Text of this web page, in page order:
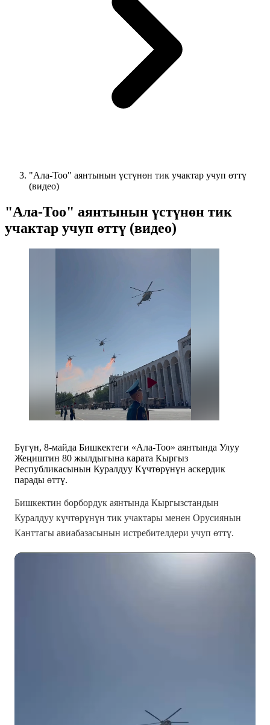
"Ала-Тоо" аянтынын үстүнөн тик учактар учуп өттү
(видео)
"Ала-Тоо" аянтынын үстүнөн тик
учактар учуп өттү (видео)
Бүгүн, 8-майда Бишкектеги «Ала-Тоо» аянтында Улуу
Жеңиштин 80 жылдыгына карата Кыргыз
Республикасынын Куралдуу Күчтөрүнүн аскердик
парады өттү.
Бишкектин борбордук аянтында Кыргызстандын
Куралдуу күчтөрүнүн тик учактары менен Орусиянын
Канттагы авиабазасынын истребителдери учуп өттү.